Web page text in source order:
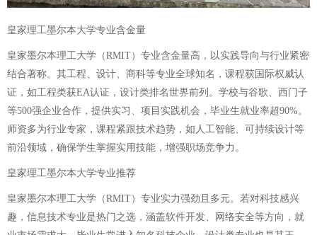
皇家理工墨尔本大学专业含金量
皇家墨尔本理工大学（RMIT）专业含金量高，以实践导向与行业紧密
结合著称。其工程、设计、商科等专业全球知名，课程获国际权威认
证，如工程类获EA认证，设计类排名世界前列。学校与谷歌、西门子
等500强企业合作，提供实习、项目实践机会，毕业生就业率超90%。
师资多为行业专家，课程紧跟技术趋势，如人工智能、可持续设计等
前沿领域，确保学生掌握实用技能，增强职场竞争力。
皇家理工墨尔本大学专业推荐
皇家墨尔本理工大学（RMIT）专业实力强劲且多元。若对科技感兴
趣，信息技术专业是热门之选，涵盖软件开发、网络安全等方向，就